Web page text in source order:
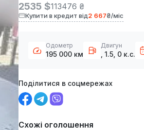
2535 $113476 ₴
Купити в кредит від2 667₴/міс
Одометр
195 000 км
Двигун
, 1.5, 0 к.с.
Поділитися в соцмережах
Схожі оголошення